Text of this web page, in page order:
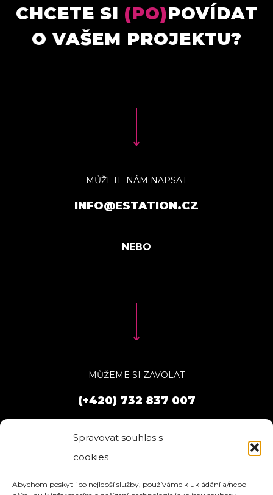
Spravovat souhlas s
cookies
Abychom poskytli co nejlepší služby, používáme k ukládání a/nebo
CHCETE SI (PO)POVÍDAT
O VAŠEM PROJEKTU?
MŮŽETE NÁM NAPSAT
INFO@ESTATION.CZ
MŮŽEME SI ZAVOLAT
(+420) 732 837 007